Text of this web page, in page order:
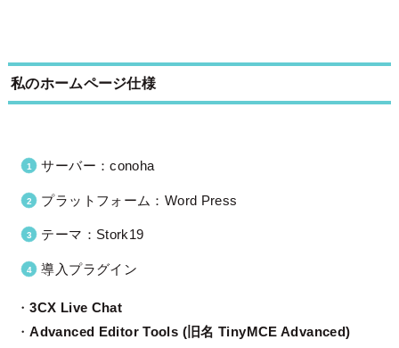
私のホームページ仕様
サーバー：conoha
プラットフォーム：Word Press
テーマ：Stork19
導入プラグイン
・3CX Live Chat
・Advanced Editor Tools (旧名 TinyMCE Advanced)